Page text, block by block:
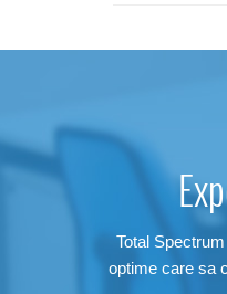
Total
optime care sa